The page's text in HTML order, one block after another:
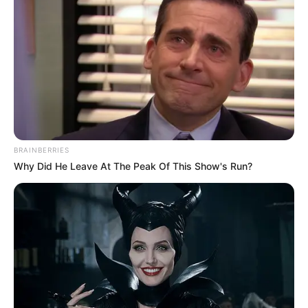
Related Articles
અમદાવાદમાં મેયરને જોતા જ 3 દિવસથી પાણીમાં
રહેલા લોકોનો બાટલો ફાટ્યો
2 Weeks Ago
‘વિદ્યાર્થીઓને મારવાનો આદેશ કોણે આપ્યો, પેલેટ
ગનનો ઉપયોગ કરવાની મંજુરી કોણે આપી? રાહુલ
ગાંધીએ અમિત શાહને પત્ર લખ્યો
2 Weeks Ago
BRAINBERRIES
Why Did He Leave At The Peak Of This Show's Run?